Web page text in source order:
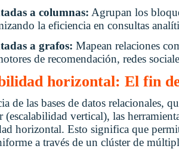
a columnas: Agrupan los
la eficiencia en consultas
a grafos: Mapean relaciones
de recomendación, redes
horizontal: El fin
de las bases de datos relacionales,
(escalabilidad vertical), las
horizontal. Esto significa que
a través de un clúster de